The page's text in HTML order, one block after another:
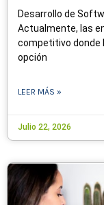
Desarrollo de
Actualmente, las
competitivo donde
opción
LEER MÁS »
Julio 22, 2026